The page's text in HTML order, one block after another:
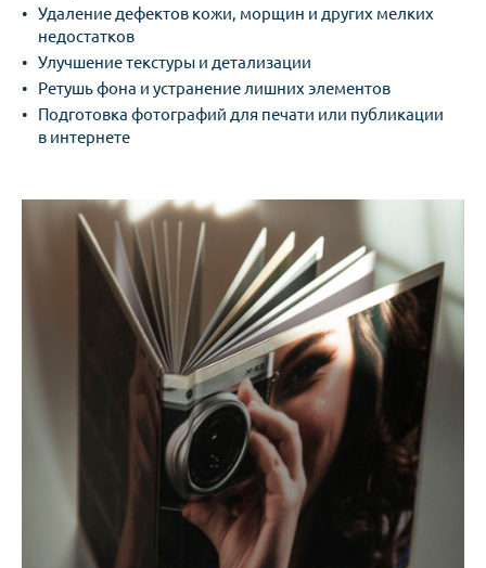
Удаление дефектов кожи, морщин и других мелких
недостатков
Улучшение текстуры и детализации
Ретушь фона и устранение лишних элементов
Подготовка фотографий для печати или публикации
в интернете